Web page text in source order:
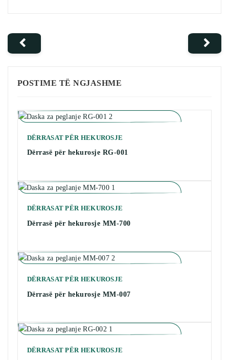
POSTIME TË NGJASHME
DËRRASAT PËR HEKUROSJE
Dërrasë për hekurosje RG-001
DËRRASAT PËR HEKUROSJE
Dërrasë për hekurosje MM-700
DËRRASAT PËR HEKUROSJE
Dërrasë për hekurosje MM-007
DËRRASAT PËR HEKUROSJE